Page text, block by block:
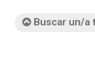
Buscar un/